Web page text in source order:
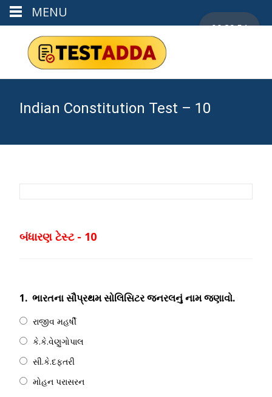
Indian Constitution Test – 10
00:29:53
બંધારણ ટેસ્ટ - 10
1. ભારતના સૌપ્રથમ સોલિસિટર જનરલનું નામ જણાવો.
રાજીવ મહર્ષી
કે.કે.વેણુગોપાલ
સી.કે.દફતરી
મોહન પરાસરન
MENU